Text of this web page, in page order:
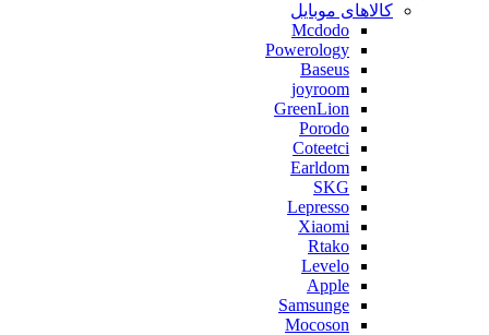
کالاهای موبایل
Mcdodo
Powerology
Baseus
joyroom
GreenLion
Porodo
Coteetci
Earldom
SKG
Lepresso
Xiaomi
Rtako
Levelo
Apple
Samsunge
Mocoson